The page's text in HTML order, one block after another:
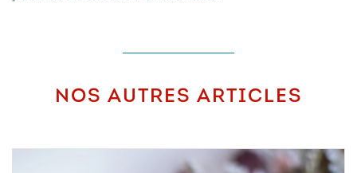
NOS AUTRES ARTICLES